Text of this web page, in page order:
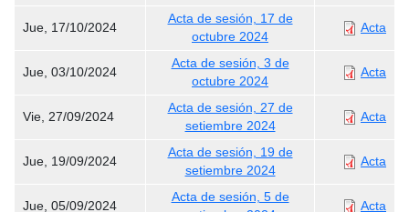
Jue, 17/10/2024
Acta de sesión, 17 de
octubre 2024
Acta
Jue, 03/10/2024
Acta de sesión, 3 de
octubre 2024
Acta
Vie, 27/09/2024
Acta de sesión, 27 de
setiembre 2024
Acta
Jue, 19/09/2024
Acta de sesión, 19 de
setiembre 2024
Acta
Jue, 05/09/2024
Acta de sesión, 5 de
Acta